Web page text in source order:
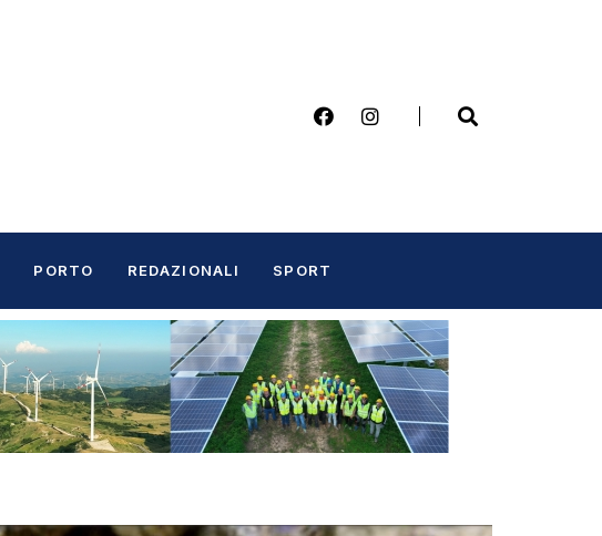
PORTO REDAZIONALI SPORT